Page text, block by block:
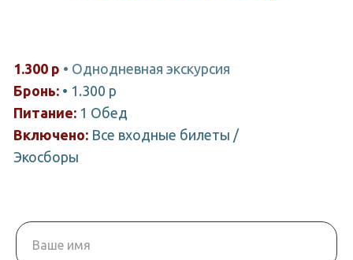
1.300 р • Однодневная экскурсия
Бронь: • 1.300 р
Питание: 1 Обед
Включено: Все входные билеты /
Экосборы